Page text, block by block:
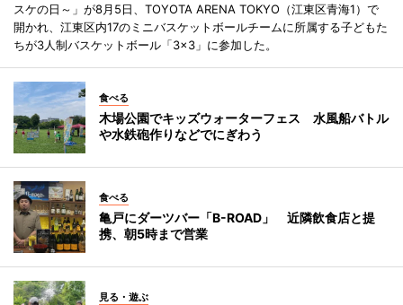
スケの日～」が8月5日、TOYOTA ARENA TOKYO（江東区青海1）で
開かれ、江東区内17のミニバスケットボールチームに所属する子どもた
ちが3人制バスケットボール「3×3」に参加した。
食べる
木場公園でキッズウォーターフェス 水風船バトル
や水鉄砲作りなどでにぎわう
食べる
亀戸にダーツバー「B-ROAD」 近隣飲食店と提
携、朝5時まで営業
見る・遊ぶ